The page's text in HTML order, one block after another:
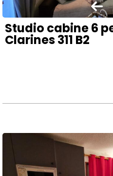
Studio cabine 6
Clarines 311 B2